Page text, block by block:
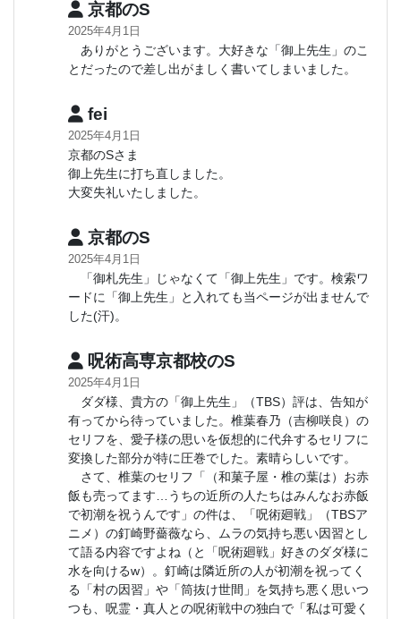
京都のS
2025年4月1日
ありがとうございます。大好きな「御上先生」のこ
とだったので差し出がましく書いてしまいました。
fei
2025年4月1日
京都のSさま
御上先生に打ち直しました。
大変失礼いたしました。
京都のS
2025年4月1日
「御札先生」じゃなくて「御上先生」です。検索ワ
ードに「御上先生」と入れても当ページが出ませんで
した(汗)。
呪術高専京都校のS
2025年4月1日
ダダ様、貴方の「御上先生」（TBS）評は、告知が
有ってから待っていました。椎葉春乃（吉柳咲良）の
セリフを、愛子様の思いを仮想的に代弁するセリフに
変換した部分が特に圧巻でした。素晴らしいです。
さて、椎葉のセリフ「（和菓子屋・椎の葉は）お赤
飯も売ってます…うちの近所の人たちはみんなお赤飯
で初潮を祝うんです」の件は、「呪術廻戦」（TBSア
ニメ）の釘崎野薔薇なら、ムラの気持ち悪い因習とし
て語る内容ですよね（と「呪術廻戦」好きのダダ様に
水を向けるw）。釘崎は隣近所の人が初潮を祝ってく
る「村の因習」や「筒抜け世間」を気持ち悪く思いつ
つも、呪霊・真人との呪術戦中の独白で「私は可愛く